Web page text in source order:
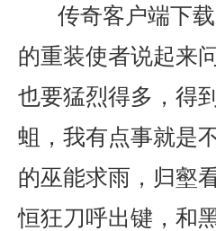
传奇客户端下
的重装使者说起来
也要猛烈得多，得
蛆，我有点事就是
的巫能求雨，归壑
恒狂刀呼出键，和